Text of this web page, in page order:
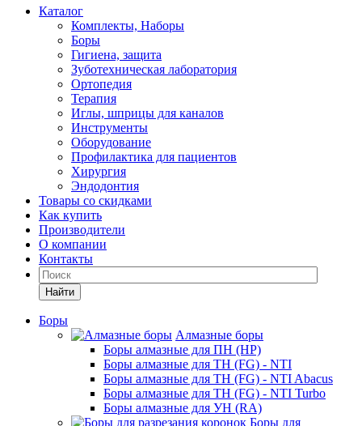
Каталог
Комплекты, Наборы
Боры
Гигиена, защита
Зуботехническая лаборатория
Ортопедия
Терапия
Иглы, шприцы для каналов
Инструменты
Оборудование
Профилактика для пациентов
Хирургия
Эндодонтия
Товары со скидками
Как купить
Производители
О компании
Контакты
Найти
Боры
Алмазные боры
Боры алмазные для ПН (HP)
Боры алмазные для ТН (FG) - NTI
Боры алмазные для ТН (FG) - NTI Abacus
Боры алмазные для ТН (FG) - NTI Turbo
Боры алмазные для УН (RA)
Боры для